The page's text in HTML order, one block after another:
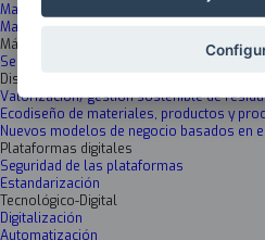
Materiales y superficies funcionales y/o
Materiales híbridos/composites
Máquinas inteligentes y conectadas
Sensorización y monitorización remota
Diseño de ciclo de vida y economía
Valorización/ gestión sostenible de
Ecodiseño de materiales, productos y
Nuevos modelos de negocio basados en
Plataformas digitales
Seguridad de las plataformas
Estandarización
Tecnológico-Digital
Digitalización
Automatización